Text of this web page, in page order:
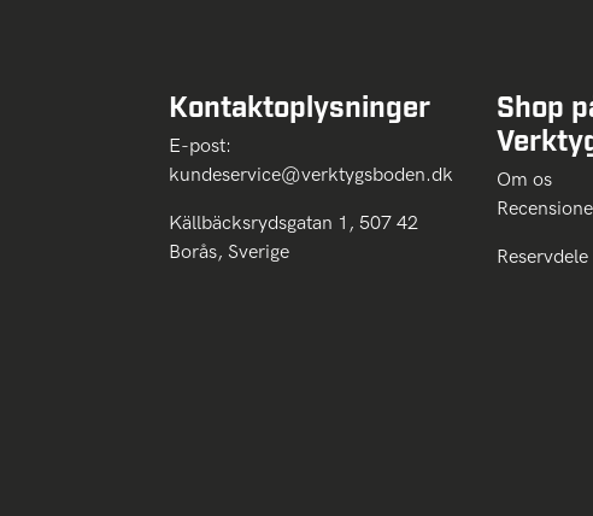
Kontaktoplysninger
E-post:
kundeservice@verktygsboden.dk
Källbäcksrydsgatan 1, 507 42
Borås, Sverige
Shop
Om os
Reservdele